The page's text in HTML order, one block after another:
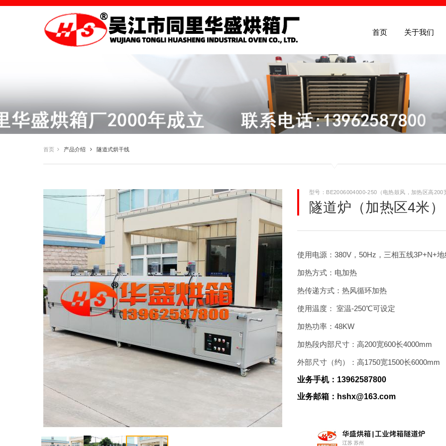
首页 关于我们
首页
新闻中心
联系我们
首页 产品介绍 隧道式烘干线
型号：BE2006004000-250（电热鼓风，加热区高
隧道炉（加热区4米）
使用电源：380V，50Hz，三相五线3P+N+地
加热方式：电加热
热传递方式：热风循环加热
使用温度： 室温-250℃可设定
加热功率：48KW
加热段内部尺寸：高200宽600长4000mm
外部尺寸（约）：高1750宽1500长6000mm
业务手机：13962587800
业务邮箱：hshx@163.com